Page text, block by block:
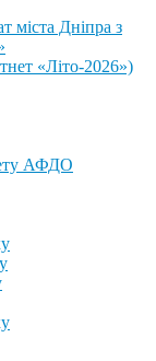
міста Дніпра з
«Літо-2026»)
АФДО